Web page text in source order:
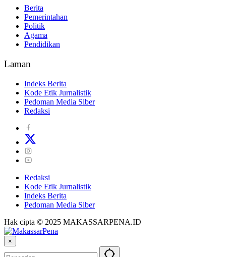
Berita
Pemerintahan
Politik
Agama
Pendidikan
Laman
Indeks Berita
Kode Etik Jurnalistik
Pedoman Media Siber
Redaksi
Redaksi
Kode Etik Jurnalistik
Indeks Berita
Pedoman Media Siber
Hak cipta © 2025 MAKASSARPENA.ID
×